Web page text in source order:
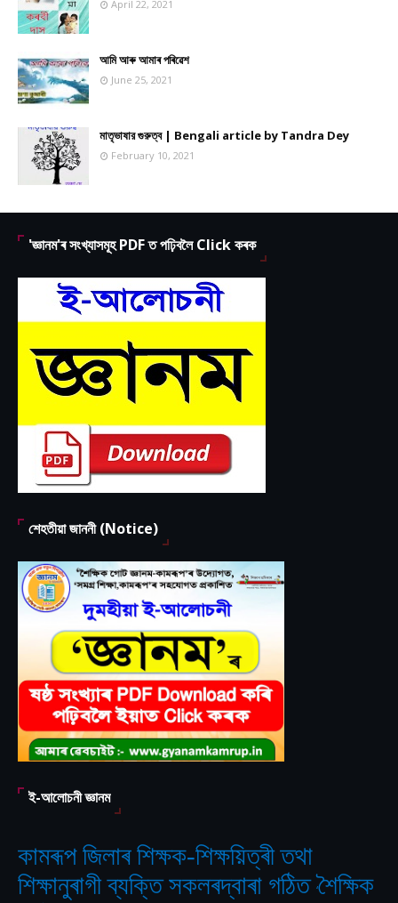
April 22, 2021
আমি আৰু আমাৰ পৰিৱেশ
June 25, 2021
মাতৃভাষার গুরুত্ব | Bengali article by Tandra Dey
February 10, 2021
'জ্ঞানম'ৰ সংখ্যাসমূহ PDF ত পঢ়িবলৈ Click কৰক
শেহতীয়া জাননী (Notice)
ই-আলোচনী জ্ঞানম
কামৰূপ জিলাৰ শিক্ষক-শিক্ষয়িত্ৰী তথা
শিক্ষানুৰাগী ব্যক্তি সকলৰদ্বাৰা গঠিত‘শৈক্ষিক